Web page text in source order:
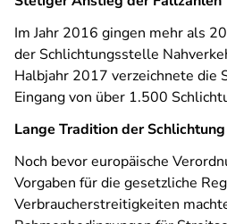
Im Jahr 2016 gingen mehr als
der Schlichtungsstelle
Halbjahr 2017 verzeichnete die
Eingang von über 1.500
Lange Tradition der
Noch bevor europäische
Vorgaben für die gesetzliche
Verbraucherstreitigkeiten